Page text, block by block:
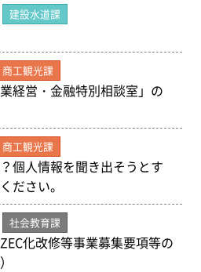
建設水道課
商工観光課
経営・金融特別相談室」の
商工観光課
個人情報を聞き出そうとす
ださい。
社会教育課
化改修等事業募集要項等の